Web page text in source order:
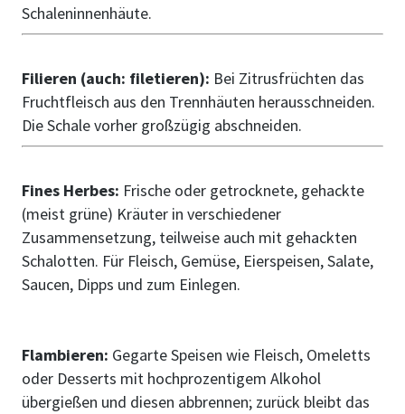
Schaleninnenhäute.
Filieren (auch: filetieren): Bei Zitrusfrüchten das
Fruchtfleisch aus den Trennhäuten herausschneiden.
Die Schale vorher großzügig abschneiden.
Fines Herbes: Frische oder getrocknete, gehackte
(meist grüne) Kräuter in verschiedener
Zusammensetzung, teilweise auch mit gehackten
Schalotten. Für Fleisch, Gemüse, Eierspeisen, Salate,
Saucen, Dipps und zum Einlegen.
Flambieren: Gegarte Speisen wie Fleisch, Omeletts
oder Desserts mit hochprozentigem Alkohol
übergießen und diesen abbrennen; zurück bleibt das